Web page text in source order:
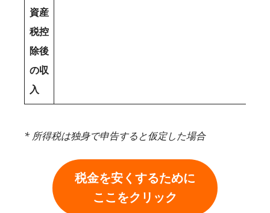
資産
税控
除後
の収
入
* 所得税は独身で申告すると仮定した場合
税金を安くするために
ここをクリック